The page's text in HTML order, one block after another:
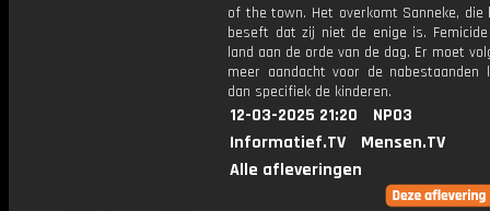
of the town. Het overkomt Sanneke, die
beseft dat zij niet de enige is.
land aan de orde van de dag. Er moet
meer aandacht voor de nabestaanden
dan specifiek de kinderen.
12-03-2025 21:20
NPO3
Informatief.TV
Mensen.TV
Alle afleveringen